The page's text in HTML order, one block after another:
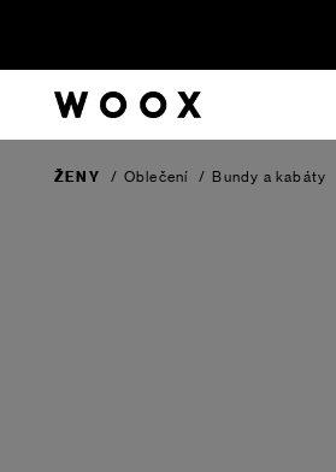
ŽENY / Oblečení / Bundy a kabáty